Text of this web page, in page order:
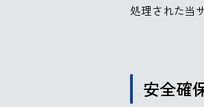
処理された当
安全確